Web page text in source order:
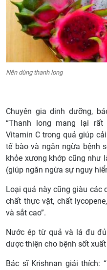
Nên dùng thanh long
Chuyên gia dinh dưỡng,
“Thanh long mang lại
Vitamin C trong quả giúp
tế bào và ngăn ngừa bệnh
khỏe xương khớp cũng như
(giúp ngăn ngừa sự nguy
Loại quả này cũng giàu các
chất thực vật, chất
và sắt cao”.
Nước ép từ quả và lá đu
dược thiện cho bệnh sốt
Bác sĩ Krishnan giải thích: